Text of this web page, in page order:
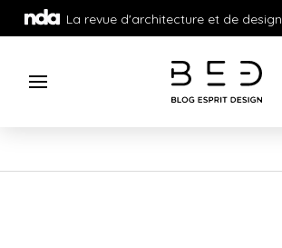
La revue d'architecture et de design